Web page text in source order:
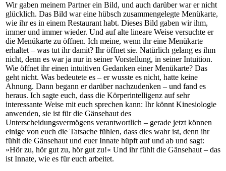
Wir gaben meinem Partner ein Bild, und auch darüber war er nicht
glücklich. Das Bild war eine hübsch zusammengelegte Menükarte,
wie ihr es in einem Restaurant habt. Dieses Bild gaben wir ihm,
immer und immer wieder. Und auf alte lineare Weise versuchte er
die Menükarte zu öffnen. Ich meine, wenn ihr eine Menükarte
erhaltet – was tut ihr damit? Ihr öffnet sie. Natürlich gelang es ihm
nicht, denn es war ja nur in seiner Vorstellung, in seiner Intuition.
Wie öffnet ihr einen intuitiven Gedanken einer Menükarte? Das
geht nicht. Was bedeutete es – er wusste es nicht, hatte keine
Ahnung. Dann begann er darüber nachzudenken – und fand es
heraus. Ich sagte euch, dass die Körperintelligenz auf sehr
interessante Weise mit euch sprechen kann: Ihr könnt Kinesiologie
anwenden, sie ist für die Gänsehaut des
Unterscheidungsvermögens verantwortlich – gerade jetzt können
einige von euch die Tatsache fühlen, dass dies wahr ist, denn ihr
fühlt die Gänsehaut und euer Innate hüpft auf und ab und sagt:
»Hör zu, hör gut zu, hör gut zu!« Und ihr fühlt die Gänsehaut – das
ist Innate, wie es für euch arbeitet.